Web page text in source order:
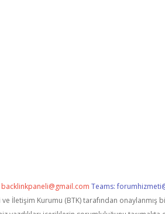
backlinkpaneli@gmail.com Teams:
ve İletişim Kurumu (BTK) tarafından